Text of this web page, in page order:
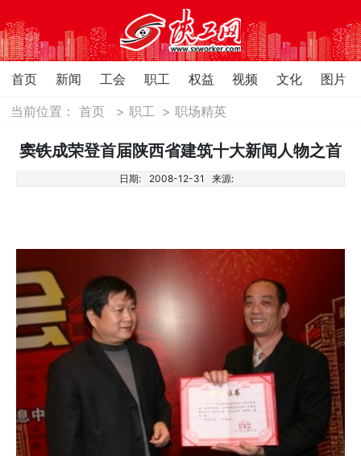
首页 新闻 工会 职工 权益 视频 文化
图片
当前位置：首页 >职工 >职场精英
窦铁成荣登首届陕西省建筑十大新闻人物之首
日期: 2008-12-31 来源: